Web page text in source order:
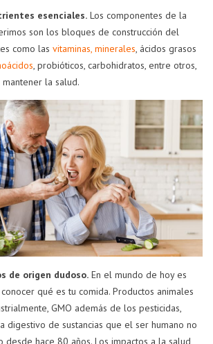
esenciales. Los componentes de la
son los bloques de construcción del
como las vitaminas, minerales, ácidos grasos
, probióticos, carbohidratos, entre otros,
la salud.
de origen dudoso. En el mundo de hoy es
qué es tu comida. Productos animales
GMO además de los pesticidas,
digestivo de sustancias que el ser humano no
desde hace 80 años. Los impactos a la salud